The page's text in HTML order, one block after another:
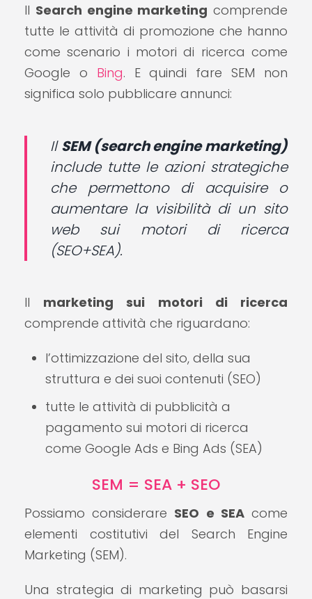
Il Search engine marketing comprende
tutte le attività di promozione che hanno
come scenario i motori di ricerca come
Google o Bing. E quindi fare SEM non
significa solo pubblicare annunci:
IlSEM (search engine marketing)
include tutte le azioni strategiche
che permettono di acquisire o
aumentare la visibilità di un sito
web sui motori di ricerca
(SEO+SEA).
Il marketing sui motori di ricerca
comprende attività che riguardano:
l’ottimizzazione del sito, della sua
struttura e dei suoi contenuti (SEO)
tutte le attività di pubblicità a
pagamento sui motori di ricerca
come Google Ads e Bing Ads (SEA)
SEM = SEA + SEO
Possiamo considerare SEO e SEAcome
elementi costitutivi del Search Engine
Marketing (SEM).
Una strategia di marketing può basarsi